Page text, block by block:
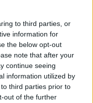
to third parties, or
information for
the below opt-out
note that after your
continue seeing
information utilized by
third parties prior to
out of the further
con fiume e
Pulizia